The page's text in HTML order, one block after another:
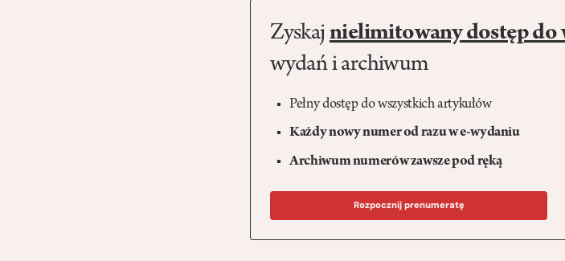
Zyskaj nielimitowany dostęp do
wydań i archiwum
Pełny dostęp do wszystkich artykułów
Każdy nowy numer od razu w e-wydaniu
Archiwum numerów zawsze pod ręką
Rozpocznij prenumeratę